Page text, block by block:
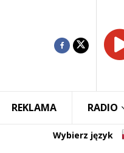
REKLAMA RADIO
Wybierz język